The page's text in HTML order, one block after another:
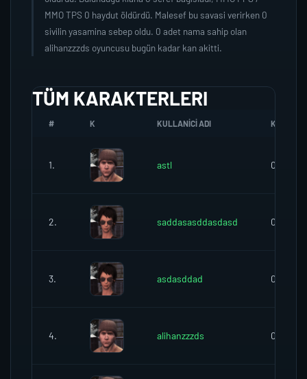
MMO TPS 0 haydut öldürdü. Malesef bu savasi verirken 0
sivilin yasamina sebep oldu. 0 adet nama sahip olan
alihanzzzds oyuncusu bugün kadar kan akitti.
TÜM KARAKTERLERI
# K KULLANICI ADI K.SEREFI
1. astl 0
2. saddasasddasdasd 0
3. asdasddad 0
4. alihanzzzds 0